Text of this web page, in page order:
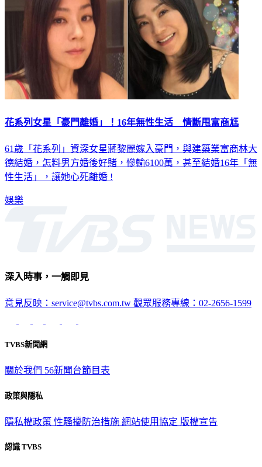
花系列女星「豪門離婚」！16年無性生活 情斷甩富商尪
61歲「花系列」資深女星蔣黎麗嫁入豪門，與建築業富商林大
德結婚，怎料男方婚後好賭，慘輸6100萬，甚至結婚16年「無
性生活」，讓她心死離婚 !
娛樂
深入時事，一觸即見
意見反映：service@tvbs.com.tw 觀眾服務專線：02-2656-1599
TVBS新聞網
關於我們 56新聞台節目表
政策與隱私
隱私權政策 性騷擾防治措施 網站使用協定 版權宣告
認識 TVBS